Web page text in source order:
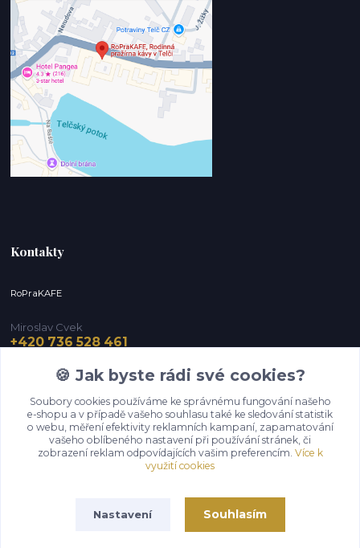
Kontakty
RoPraKAFE
Miroslav Cvek
+420 736 528 461
Upravit sběr cookies.
🍪 Jak byste rádi své cookies?
Soubory cookies používáme ke správnému fungování našeho
e-shopu a v případě vašeho souhlasu také ke sledování statistik
o webu, měření efektivity reklamních kampaní, zapamatování
vašeho oblíbeného nastavení při používání stránek, či
zobrazení reklam odpovídajících vašim preferencím. Více k
využití cookies
Nastavení Souhlasím